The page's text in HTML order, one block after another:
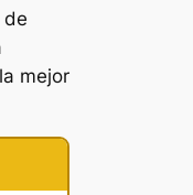
de
mejor